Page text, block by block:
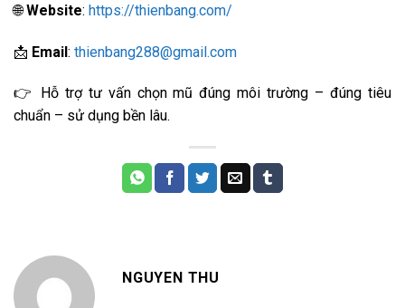
🌐Website: https://thienbang.com/
📩 Email: thienbang288@gmail.com
👉 Hỗ trợ tư vấn chọn mũ đúng môi trường – đúng tiêu
chuẩn – sử dụng bền lâu.
NGUYEN THU